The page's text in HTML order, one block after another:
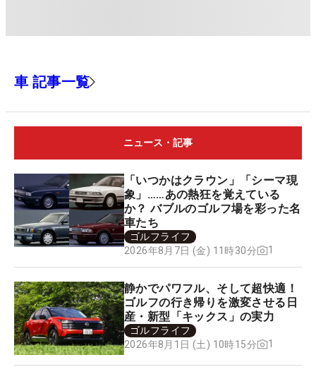
車 記事一覧
ニュース・記事
「いつかはクラウン」「シーマ現
象」……あの熱狂を覚えている
か？ バブルのゴルフ場を彩った名
車たち
ゴルフライフ
2026年8月7日 (金) 11時30分
1
静かでパワフル、そして超快適！
ゴルフの行き帰りを激変させる日
産・新型「キックス」の実力
ゴルフライフ
2026年8月1日 (土) 10時15分
1